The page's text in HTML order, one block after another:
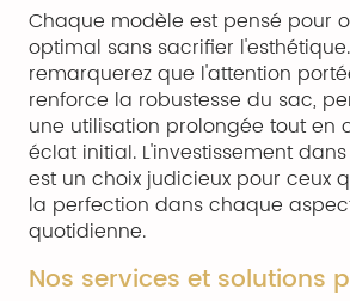
Chaque modèle est pensé pour
optimal sans sacrifier
remarquerez que l'attention
renforce la robustesse du sac,
une utilisation prolongée tout en
éclat initial. L'investissement
est un choix judicieux pour ceux
la perfection dans chaque
quotidienne.
Nos services et solutions